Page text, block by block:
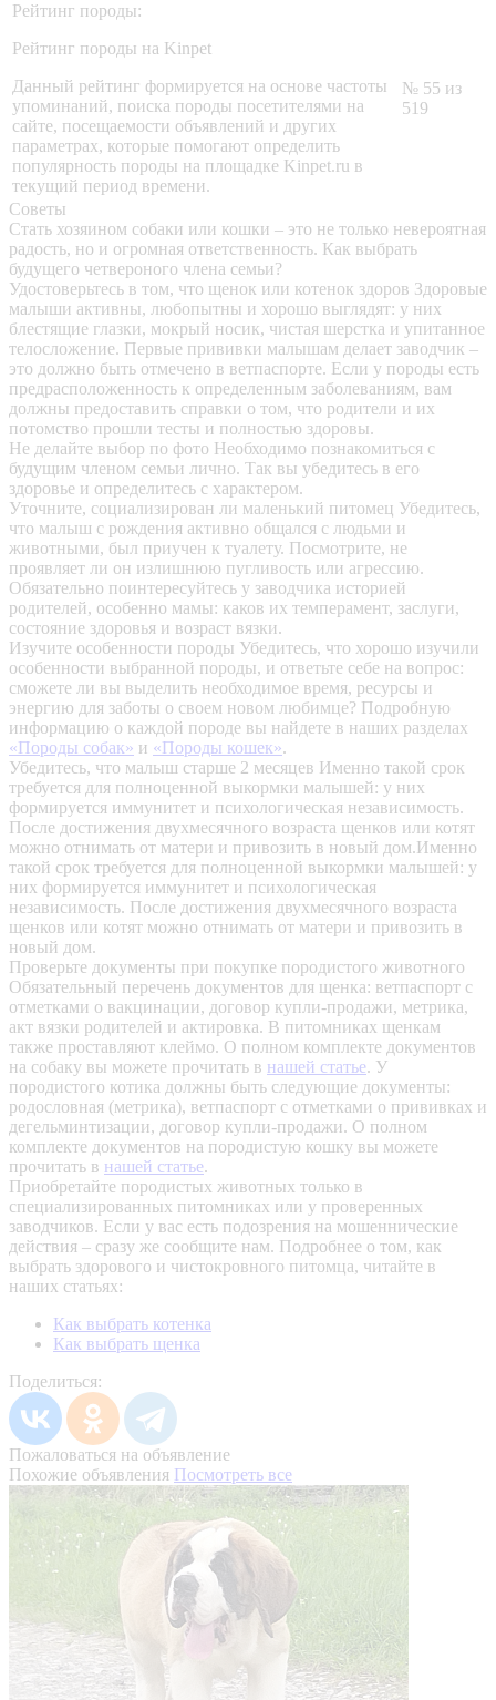
Рейтинг породы:
Рейтинг породы на Kinpet
Данный рейтинг формируется на основе частоты
упоминаний, поиска породы посетителями на
сайте, посещаемости объявлений и других
параметрах, которые помогают определить
популярность породы на площадке Kinpet.ru в
текущий период времени.
№ 55 из
519
Советы
Стать хозяином собаки или кошки – это не только невероятная
радость, но и огромная ответственность. Как выбрать
будущего четвероного члена семьи?
Удостоверьтесь в том, что щенок или котенок здоров Здоровые
малыши активны, любопытны и хорошо выглядят: у них
блестящие глазки, мокрый носик, чистая шерстка и упитанное
телосложение. Первые прививки малышам делает заводчик –
это должно быть отмечено в ветпаспорте. Если у породы есть
предрасположенность к определенным заболеваниям, вам
должны предоставить справки о том, что родители и их
потомство прошли тесты и полностью здоровы.
Не делайте выбор по фото Необходимо познакомиться с
будущим членом семьи лично. Так вы убедитесь в его
здоровье и определитесь с характером.
Уточните, социализирован ли маленький питомец Убедитесь,
что малыш с рождения активно общался с людьми и
животными, был приучен к туалету. Посмотрите, не
проявляет ли он излишнюю пугливость или агрессию.
Обязательно поинтересуйтесь у заводчика историей
родителей, особенно мамы: каков их темперамент, заслуги,
состояние здоровья и возраст вязки.
Изучите особенности породы Убедитесь, что хорошо изучили
особенности выбранной породы, и ответьте себе на вопрос:
сможете ли вы выделить необходимое время, ресурсы и
энергию для заботы о своем новом любимце? Подробную
информацию о каждой породе вы найдете в наших разделах
«Породы собак» и «Породы кошек».
Убедитесь, что малыш старше 2 месяцев Именно такой срок
требуется для полноценной выкормки малышей: у них
формируется иммунитет и психологическая независимость.
После достижения двухмесячного возраста щенков или котят
можно отнимать от матери и привозить в новый дом.Именно
такой срок требуется для полноценной выкормки малышей: у
них формируется иммунитет и психологическая
независимость. После достижения двухмесячного возраста
щенков или котят можно отнимать от матери и привозить в
новый дом.
Проверьте документы при покупке породистого животного
Обязательный перечень документов для щенка: ветпаспорт с
отметками о вакцинации, договор купли-продажи, метрика,
акт вязки родителей и актировка. В питомниках щенкам
также проставляют клеймо. О полном комплекте документов
на собаку вы можете прочитать в нашей статье. У
породистого котика должны быть следующие документы:
родословная (метрика), ветпаспорт с отметками о прививках и
дегельминтизации, договор купли-продажи. О полном
комплекте документов на породистую кошку вы можете
прочитать в нашей статье.
Приобретайте породистых животных только в
специализированных питомниках или у проверенных
заводчиков. Если у вас есть подозрения на мошеннические
действия – сразу же сообщите нам. Подробнее о том, как
выбрать здорового и чистокровного питомца, читайте в
наших статьях:
Как выбрать котенка
Как выбрать щенка
Поделиться:
Пожаловаться на объявление
Похожие объявления Посмотреть все